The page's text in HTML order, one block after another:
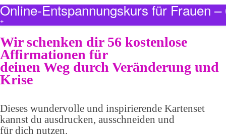
Online-Entspannungskurs für Frauen
+
Wir schenken dir 56 kostenlose
Affirmationen für
deinen Weg durch Veränderung und
Krise
Dieses wundervolle und inspirierende Kartenset
kannst du ausdrucken, ausschneiden und
für dich nutzen.